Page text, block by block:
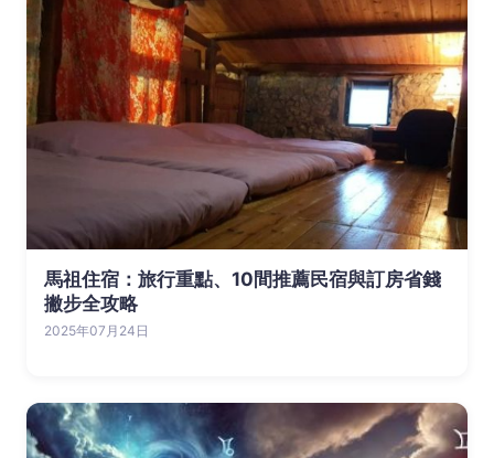
馬祖住宿：旅行重點、10間推薦民宿與訂房省錢
撇步全攻略
2025年07月24日